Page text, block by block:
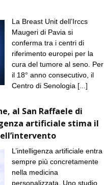
La Breast Unit dell’Irccs
Maugeri di Pavia si
conferma tra i centri di
riferimento europei per la
cura del tumore al seno. Per
il 18° anno consecutivo, il
Centro di Senologia [...]
al San Raffaele di
artificiale stima il
L’intelligenza artificiale entra
sempre più concretamente
nella medicina
personalizzata. Uno studio